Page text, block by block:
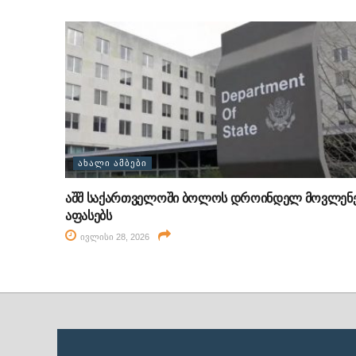
ᲐᲮᲐᲚᲘ ᲐᲛᲑᲔᲑᲘ
აშშ საქართველოში ბოლოს დროინდელ
აფასებს
ივლისი 28, 2026